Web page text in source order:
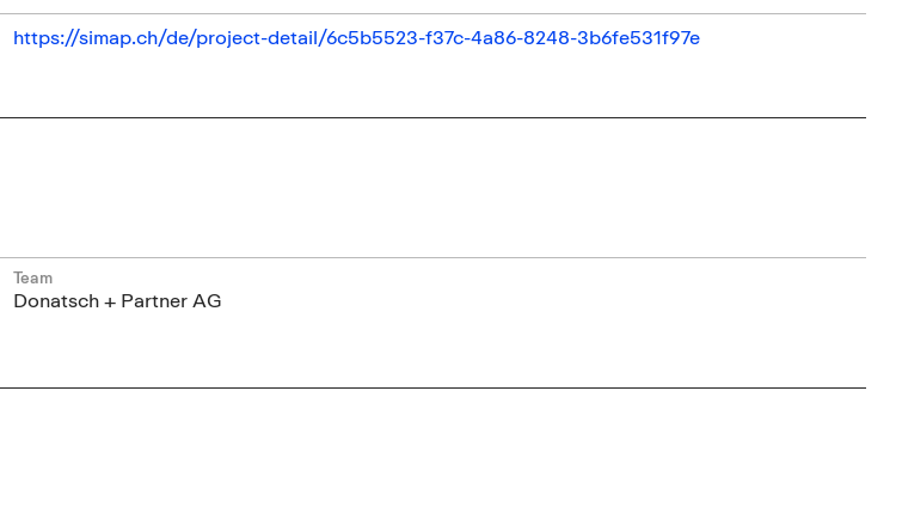
https://simap.ch/de/project-detail/6c5b5523-f37c-4a86-8248-3b6fe531f97e
Team
Donatsch + Partner AG